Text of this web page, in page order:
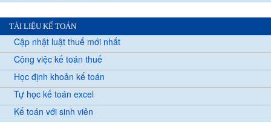
TÀI LIỆU KẾ TOÁN
Cập nhật luật thuế mới nhất
Công việc kế toán thuế
Học định khoản kế toán
Tự học kế toán excel
Kế toán với sinh viên